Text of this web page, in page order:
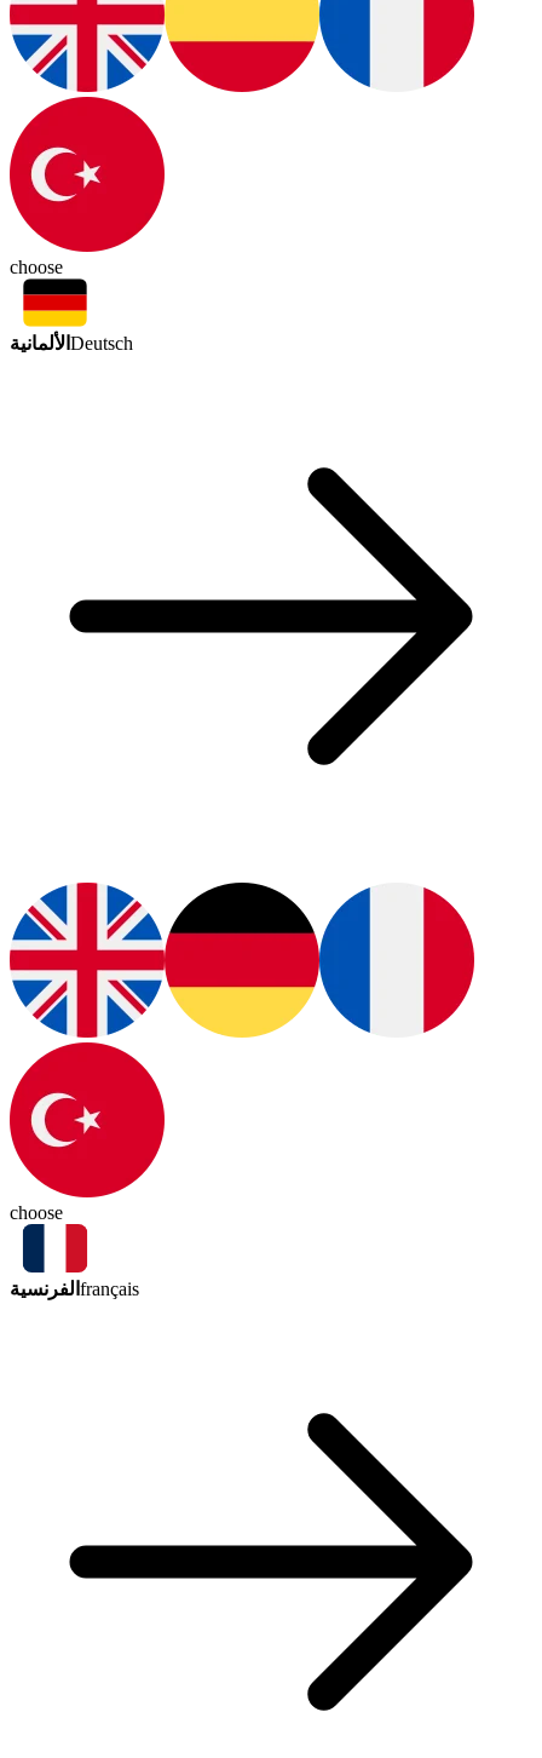
choose
الألمانية Deutsch
choose
الفرنسية français